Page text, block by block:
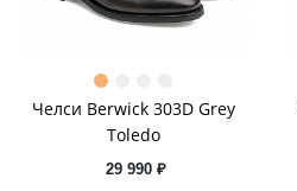
Челси Berwick 303D Grey
Toledo
29 990 ₽